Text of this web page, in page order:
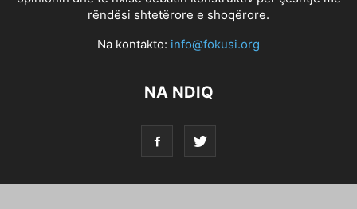
rëndësi shtetërore e shoqërore.
Na kontakto: info@fokusi.org
NA NDIQ